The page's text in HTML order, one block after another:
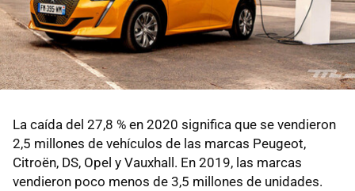
La caída del 27,8 % en 2020 significa que se vendieron
2,5 millones de vehículos de las marcas Peugeot,
Citroën, DS, Opel y Vauxhall. En 2019, las marcas
vendieron poco menos de 3,5 millones de unidades.